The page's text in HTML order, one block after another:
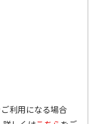
利用になる場合